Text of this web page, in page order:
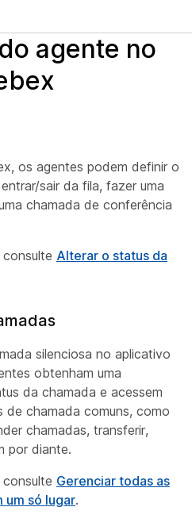
agente no
os agentes podem definir o
sair da fila, fazer uma
chamada de conferência
Alterar o status da
silenciosa no aplicativo
obtenham uma
da chamada e acessem
de chamada comuns, como
chamadas, transferir,
por diante.
Gerenciar todas as
um só lugar.